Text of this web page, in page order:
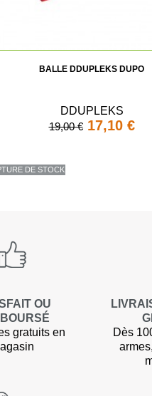
BALLE DDUPLEKS DUPO
DDUPLEKS
19,00 € 17,10 €
DE STOCK
OU
gratuits en
Dès